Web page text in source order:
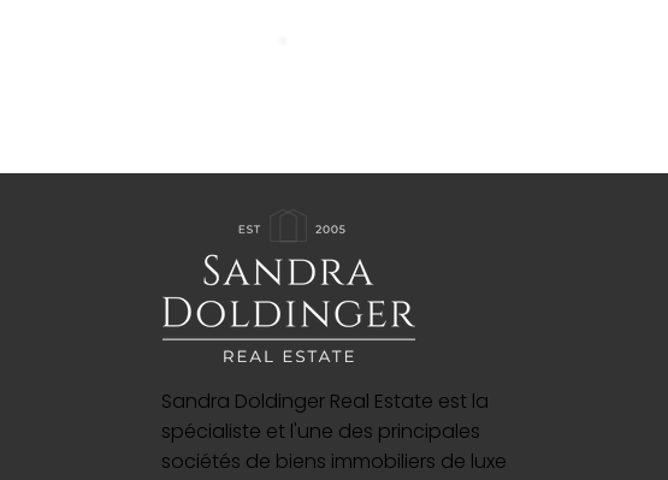
Sandra Doldinger Real Estate est la
spécialiste et l'une des principales
sociétés de biens immobiliers de luxe